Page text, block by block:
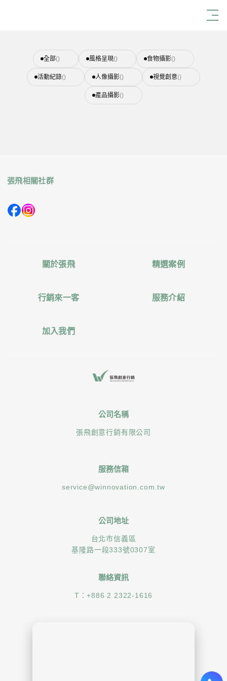
全部() 風格呈現() 食物攝影()
活動紀錄() 人像攝影() 視覺創意()
產品攝影()
張飛相關社群
關於張飛 精選案例
行銷來一客 服務介紹
加入我們
公司名稱
張飛創意行銷有限公司
服務信箱
service@winnovation.com.tw
公司地址
台北市信義區
基隆路一段333號0307室
聯絡資訊
T：+886 2 2322-1616